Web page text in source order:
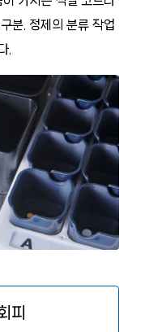
분. 정제의 분류 작업
.
피